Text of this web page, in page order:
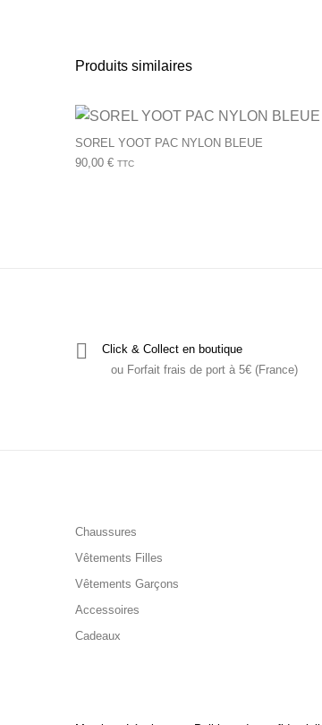
Produits similaires
SOREL YOOT PAC NYLON BLEUE
90,00 € TTC
Click & Collect en boutique
ou Forfait frais de port à 5€ (France)
Chaussures
Vêtements Filles
Vêtements Garçons
Accessoires
Cadeaux